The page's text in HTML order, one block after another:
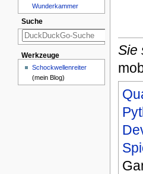
Sie
Wunderkammer
Suche
Werkzeuge
Schockwellenreiter
(mein Blog)